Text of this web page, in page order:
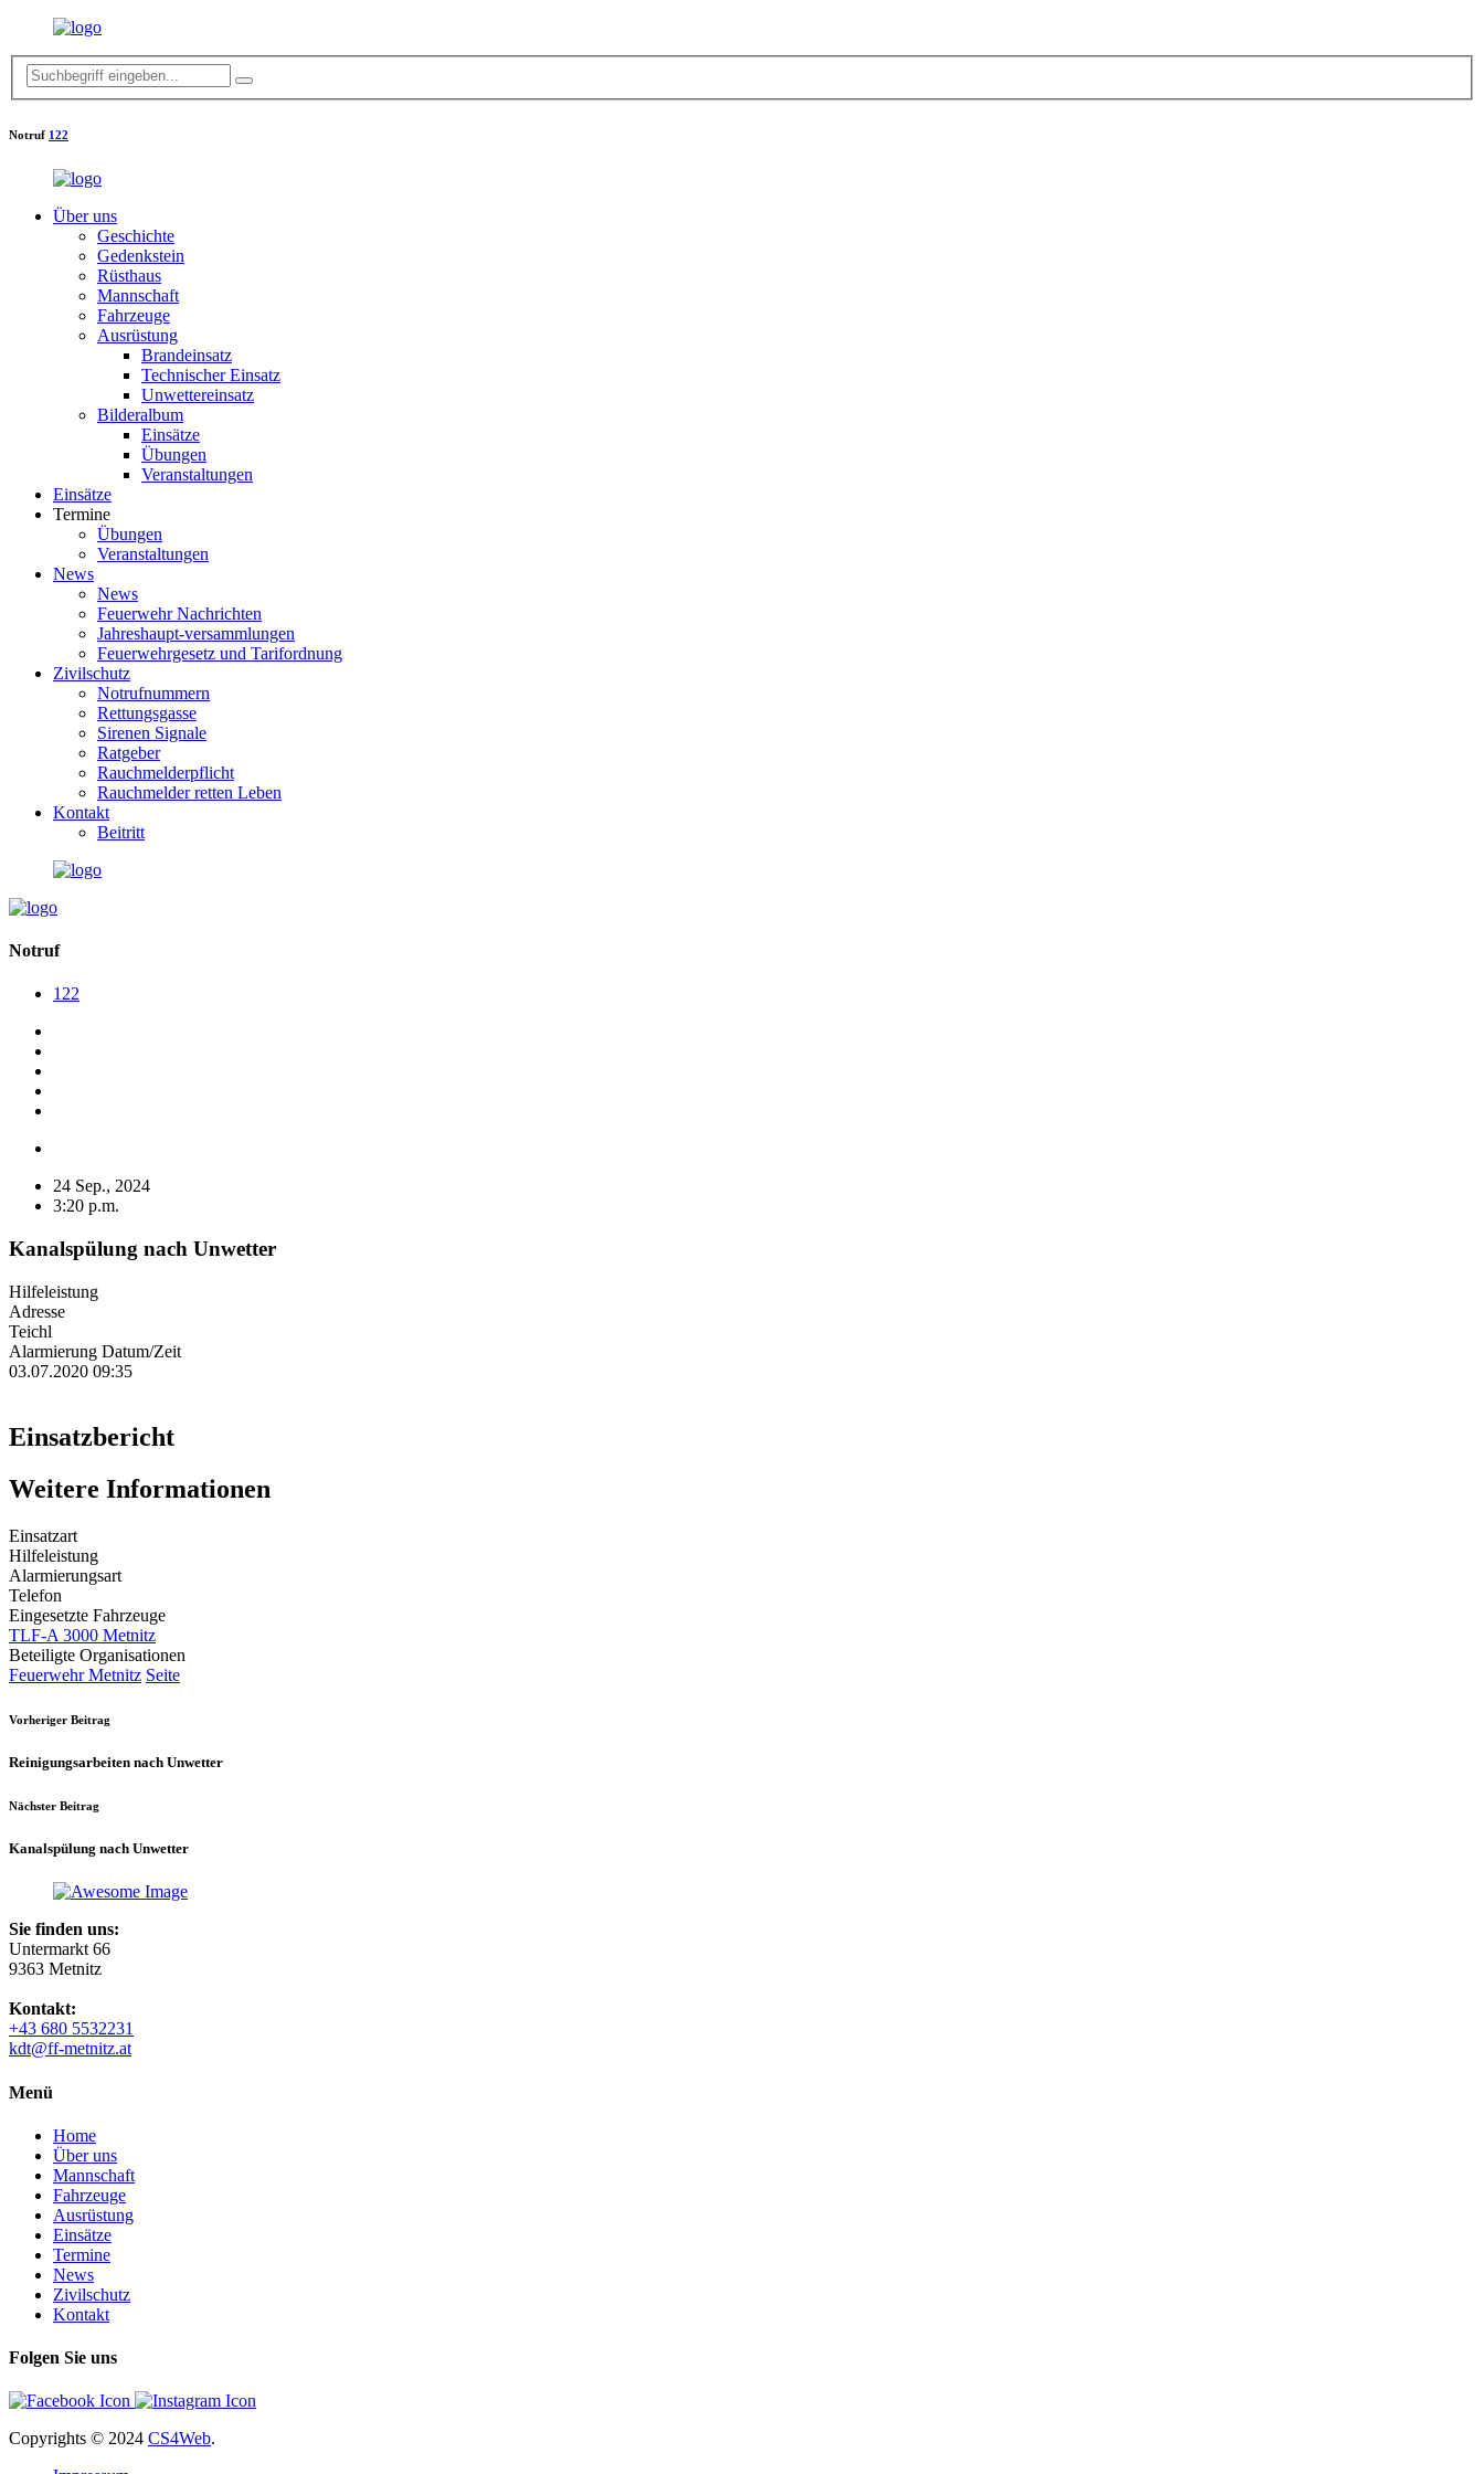
Notruf 122
Über uns
Geschichte
Gedenkstein
Rüsthaus
Mannschaft
Fahrzeuge
Ausrüstung
Brandeinsatz
Technischer Einsatz
Unwettereinsatz
Bilderalbum
Einsätze
Übungen
Veranstaltungen
Einsätze
Termine
Übungen
Veranstaltungen
News
News
Feuerwehr Nachrichten
Jahreshaupt-versammlungen
Feuerwehrgesetz und Tarifordnung
Zivilschutz
Notrufnummern
Rettungsgasse
Sirenen Signale
Ratgeber
Rauchmelderpflicht
Rauchmelder retten Leben
Kontakt
Beitritt
Notruf
122
24 Sep., 2024
3:20 p.m.
Kanalspülung nach Unwetter
Hilfeleistung
Adresse
Teichl
Alarmierung Datum/Zeit
03.07.2020 09:35
Einsatzbericht
Weitere Informationen
Einsatzart
Hilfeleistung
Alarmierungsart
Telefon
Eingesetzte Fahrzeuge
TLF-A 3000 Metnitz
Beteiligte Organisationen
Feuerwehr Metnitz Seite
Vorheriger Beitrag
Reinigungsarbeiten nach Unwetter
Nächster Beitrag
Kanalspülung nach Unwetter
Sie finden uns:
Untermarkt 66
9363 Metnitz
Kontakt:
+43 680 5532231
kdt@ff-metnitz.at
Menü
Home
Über uns
Mannschaft
Fahrzeuge
Ausrüstung
Einsätze
Termine
News
Zivilschutz
Kontakt
Folgen Sie uns
Copyrights © 2024 CS4Web.